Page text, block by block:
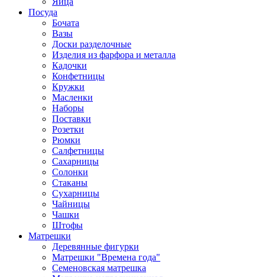
Посуда
Бочата
Вазы
Доски разделочные
Изделия из фарфора и металла
Кадочки
Конфетницы
Кружки
Масленки
Наборы
Поставки
Розетки
Рюмки
Салфетницы
Сахарницы
Солонки
Стаканы
Сухарницы
Чайницы
Чашки
Штофы
Матрешки
Деревянные фигурки
Матрешки "Времена года"
Семеновская матрешка